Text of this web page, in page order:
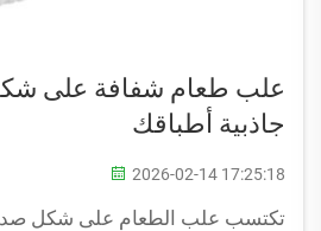
علب طعام شفافة على
جاذبية أطباقك
2026-02-14 17:25:18
تكتسب علب الطعام على شكل صدفة